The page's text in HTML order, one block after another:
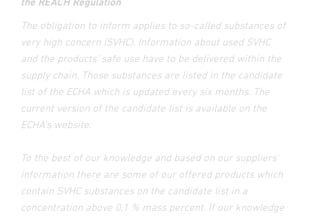
The obligation to inform applies to so-called substances of
very high concern (SVHC). Information about used SVHC
and the products‘ safe use have to be delivered within the
supply chain. Those substances are listed in the candidate
list of the ECHA which is updated every six months. The
current version of the candidate list is available on the
ECHA’s website.
To the best of our knowledge and based on our suppliers‘
information there are some of our offered products which
contain SVHC substances on the candidate list in a
concentration above 0,1 % mass percent. If our knowledge